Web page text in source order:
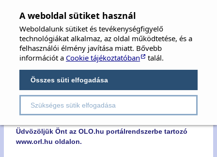
MFOE
MAGYAR FÜL-, ORR-, GÉGE ÉS FEJ-,
NYAKSEBÉSZ ORVOSOK EGYESÜLETE
Hungarian Society of Oto-Rhino-Laryngology,
Head & Neck Surgery
Kedves Látogatónk!
Üdvözöljük Önt az OLO.hu portálrendszerbe tartozó
www.orl.hu oldalon.
A weboldal sütiket használ
Weboldalunk sütiket és tevékenységfigyelő
technológiákat alkalmaz, az oldal működtetése, és a
felhasználói élmény javítása miatt. Bővebb
információt a Cookie tájékoztatóban talál.
Összes süti elfogadása
Szükséges sütik elfogadása